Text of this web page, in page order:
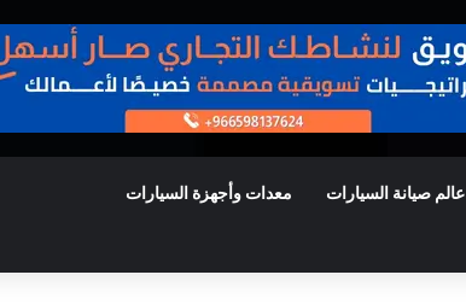
عالم صيانة السيارات معدات وأجهزة السيارات